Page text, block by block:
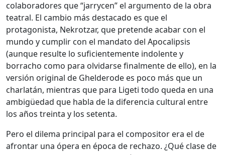
colaboradores que “jarrycen” el argumento de la obra
teatral. El cambio más destacado es que el
protagonista, Nekrotzar, que pretende acabar con el
mundo y cumplir con el mandato del Apocalipsis
(aunque resulte lo suficientemente indolente y
borracho como para olvidarse finalmente de ello), en la
versión original de Ghelderode es poco más que un
charlatán, mientras que para Ligeti todo queda en una
ambigüedad que habla de la diferencia cultural entre
los años treinta y los setenta.
Pero el dilema principal para el compositor era el de
afrontar una ópera en época de rechazo. ¿Qué clase de